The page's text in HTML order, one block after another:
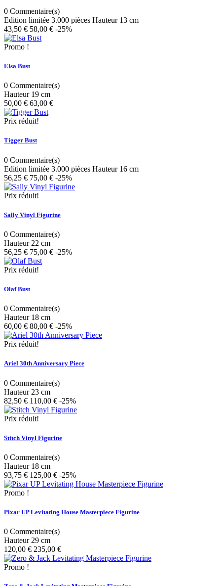
0 Commentaire(s)
Edition limitée 3.000 pièces Hauteur 13 cm
43,50 € 58,00 € -25%
Promo !
Elsa Bust
0 Commentaire(s)
Hauteur 19 cm
50,00 € 63,00 €
Prix ​​réduit!
Tigger Bust
0 Commentaire(s)
Edition limitée 3.000 pièces Hauteur 16 cm
56,25 € 75,00 € -25%
Prix ​​réduit!
Sally Vinyl Figurine
0 Commentaire(s)
Hauteur 22 cm
56,25 € 75,00 € -25%
Prix ​​réduit!
Olaf Bust
0 Commentaire(s)
Hauteur 18 cm
60,00 € 80,00 € -25%
Prix ​​réduit!
Ariel 30th Anniversary Piece
0 Commentaire(s)
Hauteur 23 cm
82,50 € 110,00 € -25%
Prix ​​réduit!
Stitch Vinyl Figurine
0 Commentaire(s)
Hauteur 18 cm
93,75 € 125,00 € -25%
Promo !
Pixar UP Levitating House Masterpiece Figurine
0 Commentaire(s)
Hauteur 29 cm
120,00 € 235,00 €
Promo !